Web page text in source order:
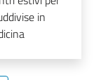
in